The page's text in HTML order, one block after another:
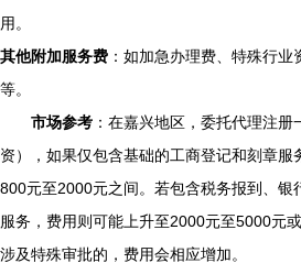
用。
其他附加服务费 ：如加急办理费、特殊行
等。
市场参考 ：在嘉兴地区，委托代理注
资），如果仅包含基础的工商登记和刻章服
800元至2000元之间。若包含税务报到、银
服务，费用则可能上升至2000元至5000元
涉及特殊审批的，费用会相应增加。